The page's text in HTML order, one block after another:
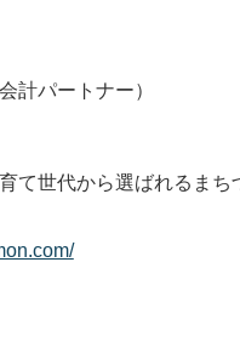
計パートナー）
て世代から選ばれるまち